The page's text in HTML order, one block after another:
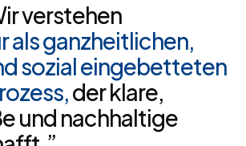
verstehen
als ganzheitlichen,
sozial eingebetteten
der klare,
und nachhaltige